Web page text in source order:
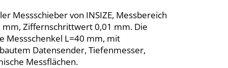
Messschieber von INSIZE, Messbereich
mm, Ziffernschrittwert 0,01 mm. Die
Messschenkel L=40 mm, mit
Datensender, Tiefenmesser,
Messflächen.